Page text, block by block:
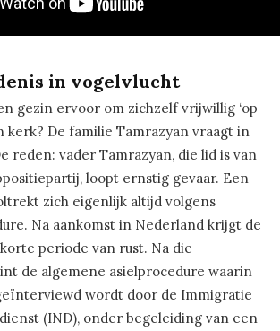
in vogelvlucht
gezin ervoor om zichzelf vrijwillig ‘op
kerk? De familie Tamrazyan vraagt in
reden: vader Tamrazyan, die lid is van
loopt ernstig gevaar. Een
zich eigenlijk altijd volgens
Na aankomst in Nederland krijgt de
periode van rust. Na die
de algemene asielprocedure waarin
wordt door de Immigratie
(IND), onder begeleiding van een